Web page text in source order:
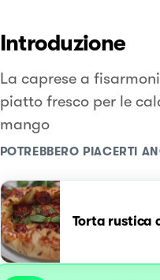
Introduzione
La caprese a
piatto fresco per le
mango
POTREBBERO PIACERTI
Torta rustica